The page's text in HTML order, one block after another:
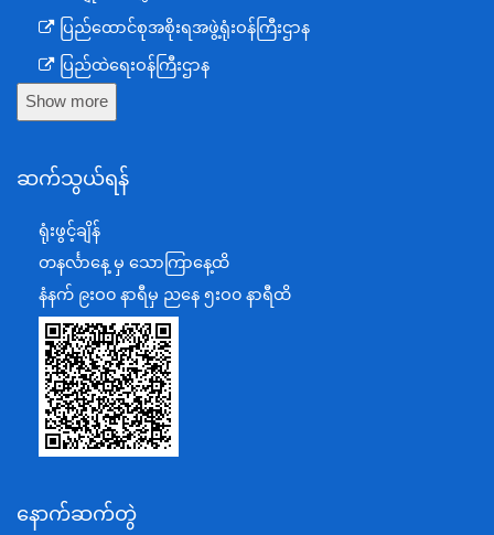
ပြည်ထောင်စုအစိုးရအဖွဲ့ရုံးဝန်ကြီးဌာန
ပြည်ထဲရေးဝန်ကြီးဌာန
ကာကွယ်ရေးဝန်ကြီးဌာန
စီမံကိန်း၊ဘဏ္ဍာရေးနှင့်စက်မှုဝန်ကြီးဌာန
ရင်းနှီးမြှုပ်နှံမှုနှင့် နိုင်ငံခြားစီးပွားဆက်သွယ်ရေးဝန်ကြီးဌာန
အပြည်ပြည်ဆိုင်ရာပူးပေါင်းဆောင်ရွက်ရေးဝန်ကြီးဌာန
ပြန်ကြားရေးဝန်ကြီးဌာန
သာသနာရေးနှင့် ယဉ်ကျေးမှုဝန်ကြီးဌာန
စိုက်ပျိုးရေး၊မွေးမြူရေးနှင့်ဆည်မြောင်းဝန်ကြီးဌာန
ပို့ဆောင်ရေးနှင့်ဆက်သွယ်ရေးဝန်ကြီးဌာန
သယံဇာတနှင့်ပတ်ဝန်းကျင်ထိန်းသိမ်းရေးဝန်ကြီးဌာန
အလုပ်သမား၊လူဝင်မှုကြီးကြပ်ရေးနှင့်ပြည်သူ့အင်အား
Show more
ဆက်သွယ်ရန်
ရုံးဖွင့်ချိန်
တနင်္လာနေ့ မှ သောကြာနေ့ထိ
နံနက် ၉းဝ၀ နာရီမှ ညနေ ၅းဝ၀ နာရီထိ
နောက်ဆက်တွဲ